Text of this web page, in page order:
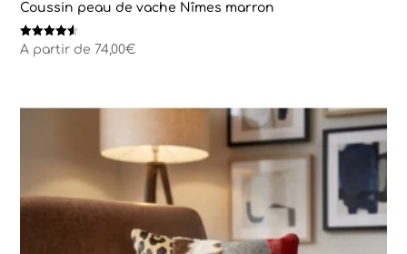
Coussin peau de vache Nîmes marron
Note
4.50
A partir de 74,00€